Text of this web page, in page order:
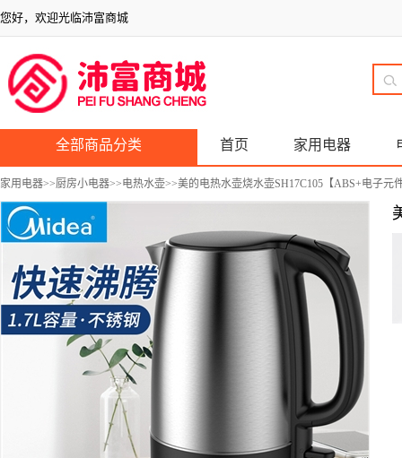
您好，欢迎光临沛富商城
全部商品分类 首页 家用电器
家用电器>>厨房小电器>>电热水壶>>美的电热水壶烧水壶SH17C105【ABS+电子元